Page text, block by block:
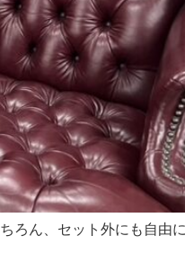
ろん、セット外にも自由